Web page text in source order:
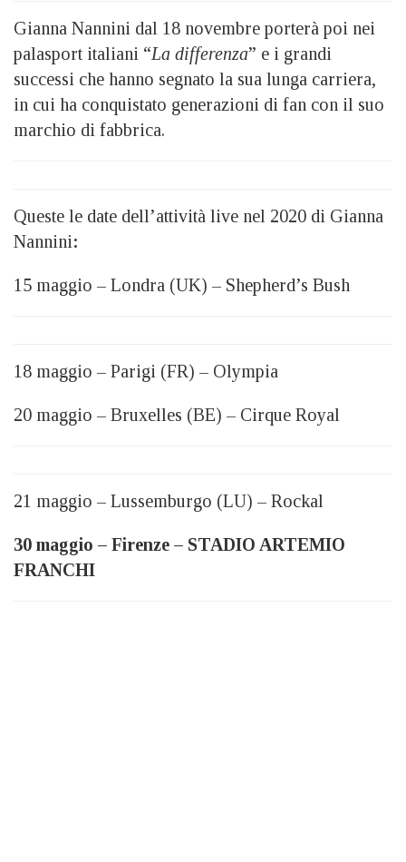
Gianna Nannini dal 18 novembre porterà poi nei
palasport italiani “La differenza” e i grandi
successi che hanno segnato la sua lunga carriera,
in cui ha conquistato generazioni di fan con il suo
marchio di fabbrica.
Queste le date dell’attività live nel 2020 di Gianna
Nannini:
15 maggio – Londra (UK) – Shepherd’s Bush
18 maggio – Parigi (FR) – Olympia
20 maggio – Bruxelles (BE) – Cirque Royal
21 maggio – Lussemburgo (LU) – Rockal
30 maggio – Firenze – STADIO ARTEMIO
FRANCHI